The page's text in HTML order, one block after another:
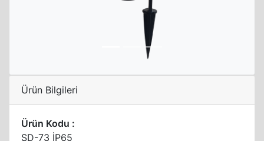
Ürün Bilgileri
Ürün Kodu :
SD-73 İP65